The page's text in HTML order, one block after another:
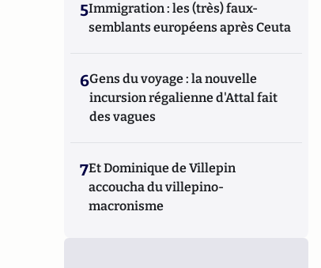
5Immigration : les (très) faux-
semblants européens après Ceuta
6Gens du voyage : la nouvelle
incursion régalienne d'Attal fait
des vagues
7Et Dominique de Villepin
accoucha du villepino-
macronisme